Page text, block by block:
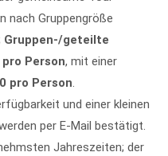
nach Gruppengröße
Gruppen-/geteilte
pro Person, mit einer
pro Person.
und einer kleinen
per E-Mail bestätigt.
Jahreszeiten; der